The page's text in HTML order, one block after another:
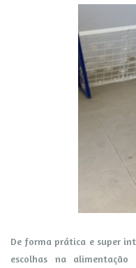
De forma prática e super
escolhas na